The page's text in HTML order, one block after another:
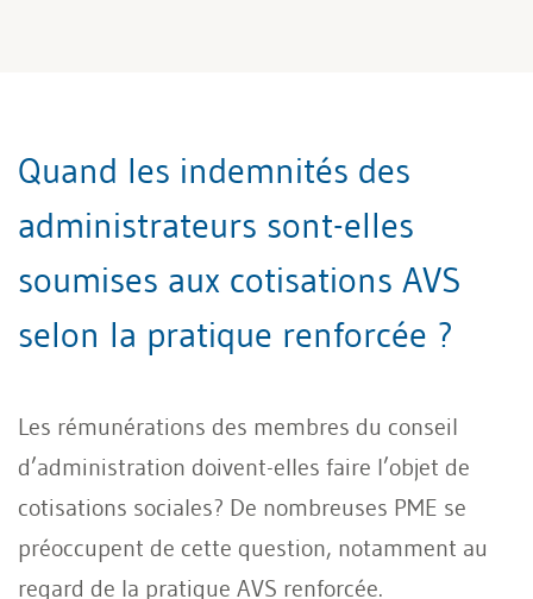
Quand les indemnités des
administrateurs sont-elles
soumises aux cotisations AVS
selon la pratique renforcée ?
Les rémunérations des membres du conseil
d’administration doivent-elles faire l’objet de
cotisations sociales? De nombreuses PME se
préoccupent de cette question, notamment au
regard de la pratique AVS renforcée.